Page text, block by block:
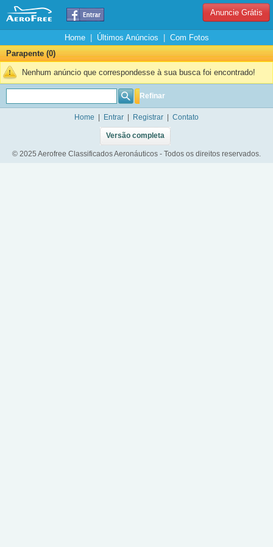
Anuncie Grátis
Home| Últimos Anúncios
Com Fotos
Parapente (0)
Nenhum anúncio que correspondesse à sua busca foi encontrado!
Refinar
Home Entrar Registrar Contato
Versão completa
© 2025 Aerofree Classificados Aeronáuticos - Todos os direitos reservados.